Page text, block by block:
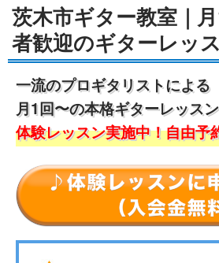
茨木市ギター教室｜
者歓迎のギターレッ
一流のプロギタリストによる
月1回〜の本格ギターレッスン
体験レッスン実施中！自由予